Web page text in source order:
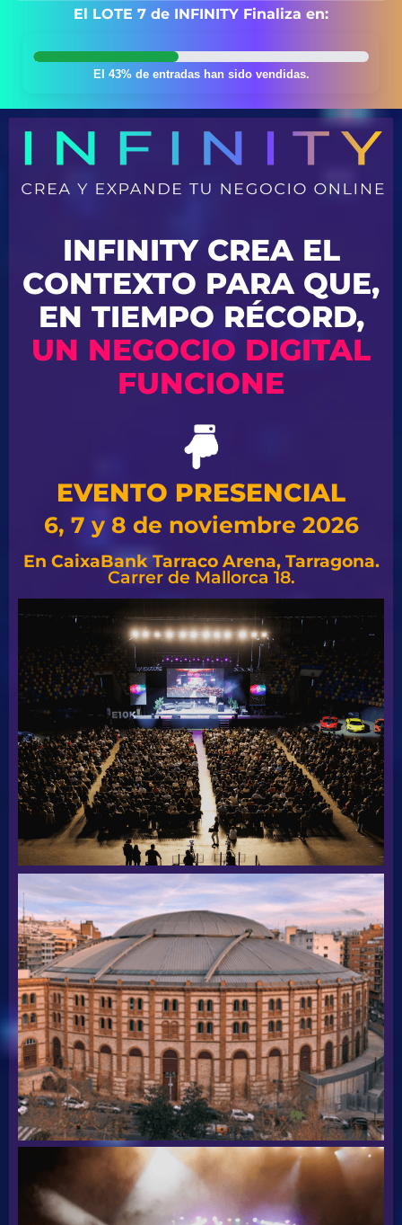
El LOTE 7 de INFINITY Finaliza en:
El 43% de entradas han sido vendidas.
INFINITY CREA EL
CONTEXTO PARA QUE,
EN TIEMPO RÉCORD,
UN NEGOCIO DIGITAL
FUNCIONE
EVENTO PRESENCIAL
6, 7 y 8 de noviembre 2026
En CaixaBank Tarraco Arena, Tarragona.
Carrer de Mallorca 18.